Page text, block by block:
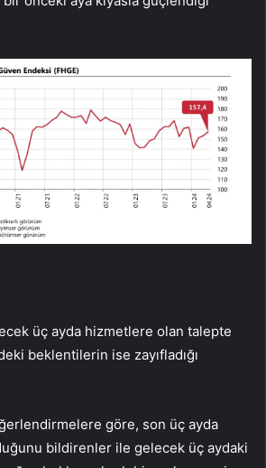
üç ayda hizmetlere olan talepte
beklentilerin ise zayıfladığı
göre, son üç ayda
bildirenler ile gelecek üç aydaki